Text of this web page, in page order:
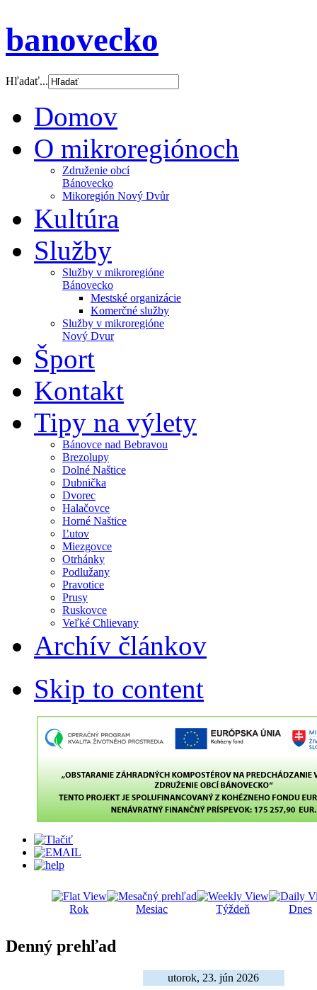
banovecko
Hľadať...
Domov
O mikroregiónoch
Združenie obcí
Bánovecko
Mikoregión Nový Dvůr
Kultúra
Služby
Služby v mikroregióne
Bánovecko
Mestské organizácie
Komerčné služby
Služby v mikroregióne
Nový Dvur
Šport
Kontakt
Tipy na výlety
Bánovce nad Bebravou
Brezolupy
Dolné Naštice
Dubnička
Dvorec
Halačovce
Horné Naštice
Ľutov
Miezgovce
Otrhánky
Podlužany
Pravotice
Prusy
Ruskovce
Veľké Chlievany
Archív článkov
Skip to content
Rok Mesiac Týždeň Dnes
Denný prehľad
utorok, 23. jún 2026